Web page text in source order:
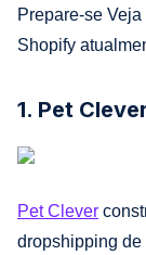
Prepare-se
Shopify
1. Pet
Pet Clever
dropshipping de